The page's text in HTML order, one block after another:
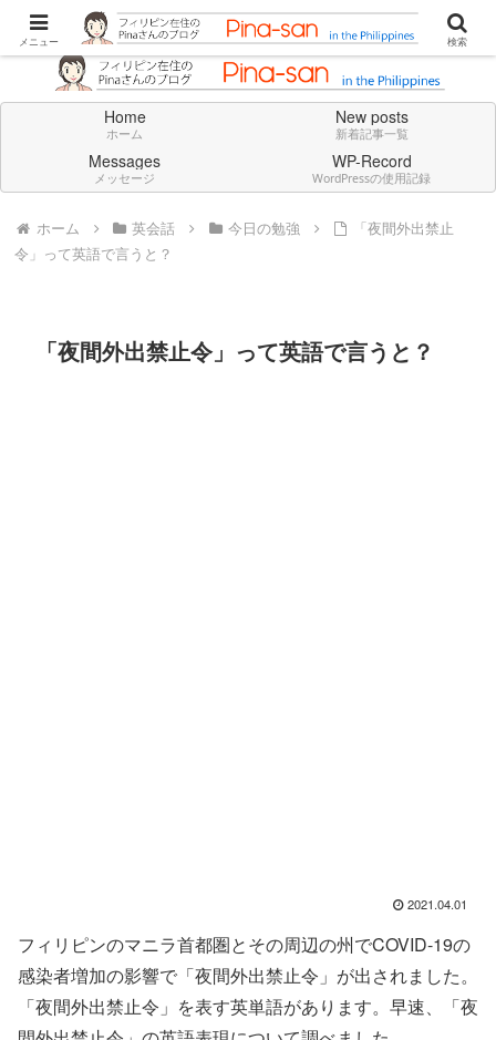
Don't think deeply. Feel always in English.
Home
ホーム
New posts
新着記事一覧
Messages
メッセージ
WP-Record
WordPressの使用記録
ホーム 英会話 今日の勉強
「夜間外出禁止
令」って英語で言うと？
「夜間外出禁止令」って英語で言うと？
2021.04.01
フィリピンのマニラ首都圏とその周辺の州でCOVID-19の
感染者増加の影響で「夜間外出禁止令」が出されました。
「夜間外出禁止令」を表す英単語があります。早速、「夜
メニュー 検索